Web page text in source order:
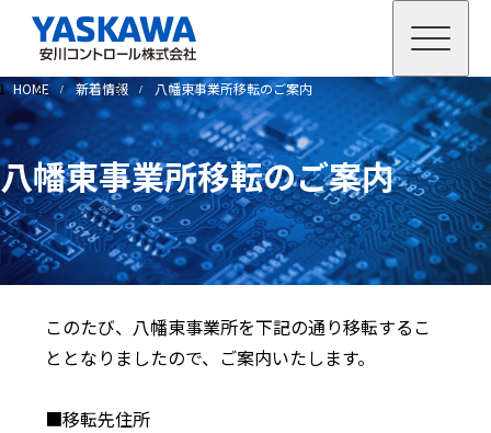
八幡東事業所移転のご案内
HOME 新着情報 八幡東事業所移転のご案内
このたび、八幡東事業所を下記の通り移転するこ
ととなりましたので、ご案内いたします。
■移転先住所